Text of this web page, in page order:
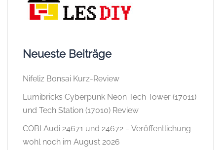
Neueste Beiträge
Nifeliz Bonsai Kurz-Review
Lumibricks Cyberpunk Neon Tech Tower (17011)
und Tech Station (17010) Review
COBI Audi 24671 und 24672 – Veröffentlichung
wohl noch im August 2026